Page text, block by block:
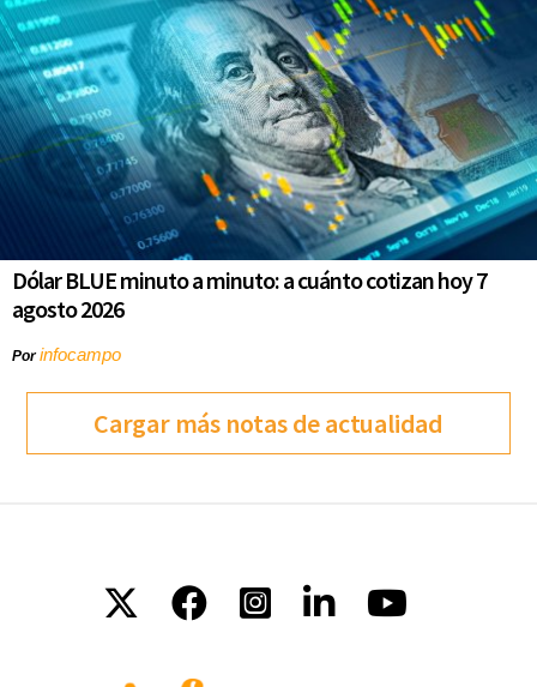
Dólar BLUE minuto a minuto: a cuánto cotizan hoy 7
agosto 2026
Porinfocampo
Cargar más notas de actualidad